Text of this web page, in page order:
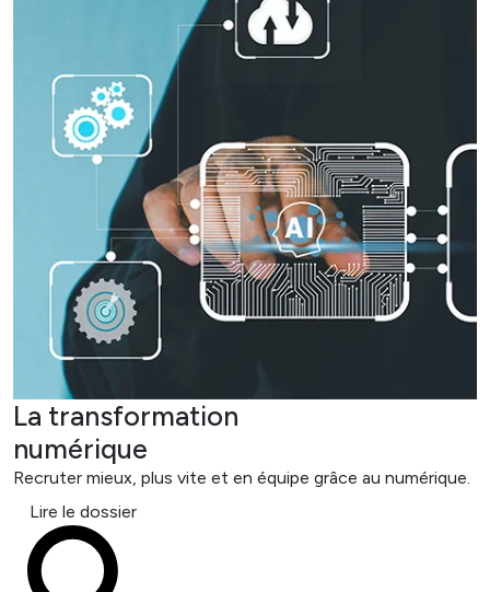
La transformation
numérique
Recruter mieux, plus vite et en équipe grâce au numérique.
Lire le dossier